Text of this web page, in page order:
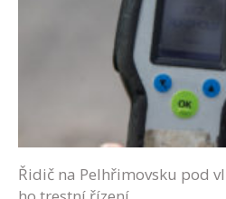
Řidič na Pelhřimovsku pod